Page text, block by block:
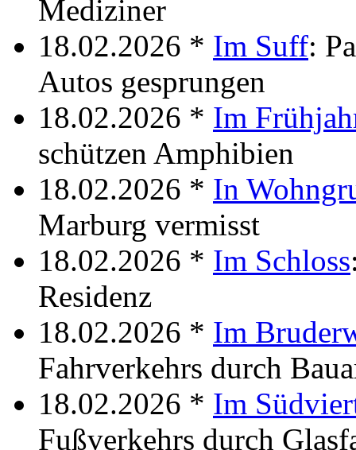
Mediziner
18.02.2026 * Im Suff:
Autos gesprungen
18.02.2026 * Im
schützen Amphibien
18.02.2026 * In
Marburg vermisst
18.02.2026 * Im Schloss
Residenz
18.02.2026 * Im
Fahrverkehrs durch
18.02.2026 * Im
Fußverkehrs durch